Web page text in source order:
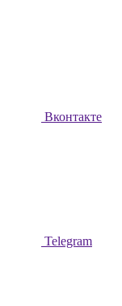
Вконтакте
Telegram